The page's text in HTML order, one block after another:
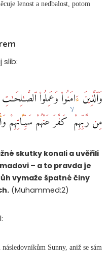
lenost a nedbalost, potom
slib:
وَٱلَّذِينَ ءَامَنُوا۟ وَعَمِلُوا۟
مِن رَّبِّهِمْ ۙ كَفَّرَ عَنْهُمْ سَيِّـَٔاتِهِمْ
skutky konali a uvěřili
– a to pravda je
vymaže špatné činy
(Muhammed:2)
Sunny, aniž se sám